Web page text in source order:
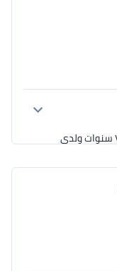
العمل الحرة الاحترافية الكبيرة وهذي بدايتي هنا في